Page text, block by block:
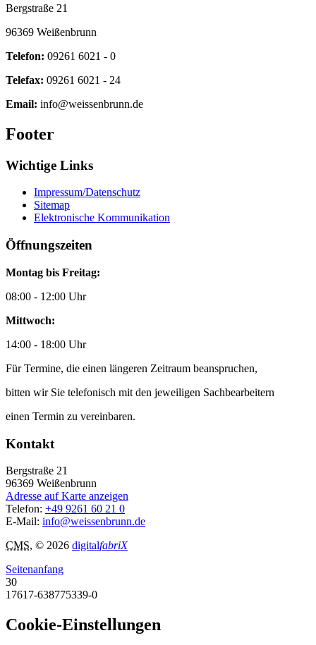
Bergstraße 21
96369 Weißenbrunn
Telefon: 09261 6021 - 0
Telefax: 09261 6021 - 24
Email: info@weissenbrunn.de
Footer
Wichtige Links
Impressum/Datenschutz
Sitemap
Elektronische Kommunikation
Öffnungszeiten
Montag bis Freitag:
08:00 - 12:00 Uhr
Mittwoch:
14:00 - 18:00 Uhr
Für Termine, die einen längeren Zeitraum beanspruchen,
bitten wir Sie telefonisch mit den jeweiligen Sachbearbeitern
einen Termin zu vereinbaren.
Kontakt
Bergstraße 21
96369 Weißenbrunn
Adresse auf Karte anzeigen
Telefon: +49 9261 60 21 0
E-Mail: info@weissenbrunn.de
CMS, © 2026 digitalfabriX
Seitenanfang
30
17617-638775339-0
Cookie-Einstellungen